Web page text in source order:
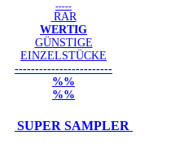
-----
RAR
WERTIG
GÜNSTIGE
EINZELSTÜCKE
------------------------
%%
%%
SUPER SAMPLER